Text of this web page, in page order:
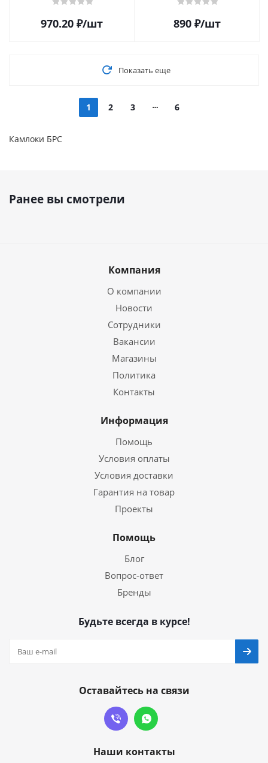
970.20 ₽/шт 890₽/шт
Показать еще
1 2 3 6
Камлоки БРС
Ранее вы смотрели
Компания
О компании
Новости
Сотрудники
Вакансии
Магазины
Политика
Контакты
Информация
Помощь
Условия оплаты
Условия доставки
Гарантия на товар
Проекты
Помощь
Блог
Вопрос-ответ
Бренды
Будьте всегда в курсе!
Оставайтесь на связи
Наши контакты